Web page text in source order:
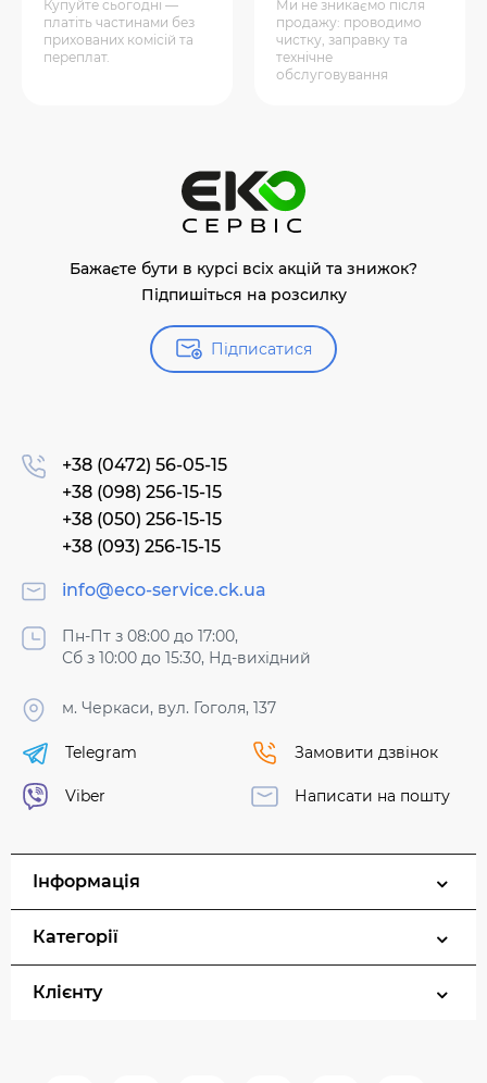
Купуйте сьогодні —
платіть частинами без
прихованих комісій та
переплат.
Ми не зникаємо після
продажу: проводимо
чистку, заправку та
технічне
обслуговування
Бажаєте бути в курсі всіх акцій та знижок?
Підпишіться на розсилку
Підписатися
+38 (0472) 56-05-15
+38 (098) 256-15-15
+38 (050) 256-15-15
+38 (093) 256-15-15
info@eco-service.ck.ua
Пн-Пт з 08:00 до 17:00,
Сб з 10:00 до 15:30, Нд-вихідний
м. Черкаси, вул. Гоголя, 137
Telegram
Viber
Замовити дзвінок
Написати на пошту
Інформація
Категорії
Клієнту